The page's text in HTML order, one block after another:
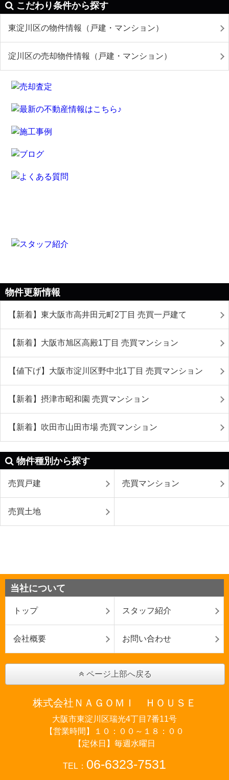
こだわり条件から探す
東淀川区の物件情報（戸建・マンション）
淀川区の売却物件情報（戸建・マンション）
物件更新情報
【新着】東大阪市高井田元町2丁目 売買一戸建て
【新着】大阪市旭区高殿1丁目 売買マンション
【値下げ】大阪市淀川区野中北1丁目 売買マンション
【新着】摂津市昭和園 売買マンション
【新着】吹田市山田市場 売買マンション
物件種別から探す
売買戸建 売買マンション
売買土地
当社について
トップ スタッフ紹介
会社概要 お問い合わせ
ページ上部へ戻る
株式会社ＮＡＧＯＭＩ ＨＯＵＳＥ
大阪市東淀川区瑞光4丁目7番11号
【営業時間】１０：００～１８：００
【定休日】毎週水曜日
TEL： 06-6323-7531